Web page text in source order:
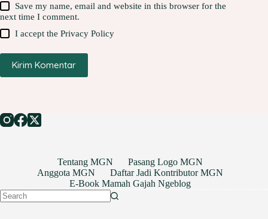
Save my name, email and website in this browser for the
next time I comment.
I accept thePrivacy Policy
Kirim Komentar
Tentang MGN
Pasang Logo MGN
Anggota MGN
Daftar Jadi Kontributor MGN
E-Book Mamah Gajah Ngeblog